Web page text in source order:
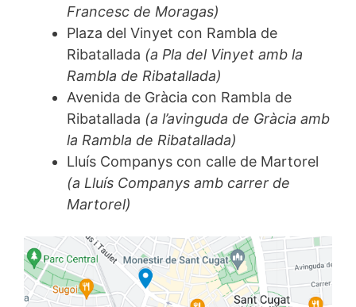
Francesc de Moragas)
Plaza del Vinyet con Rambla de
Ribatallada (a Pla del Vinyet amb la
Rambla de Ribatallada)
Avenida de Gràcia con Rambla de
Ribatallada (a l’avinguda de Gràcia amb
la Rambla de Ribatallada)
Lluís Companys con calle de Martorel
(a Lluís Companys amb carrer de
Martorel)